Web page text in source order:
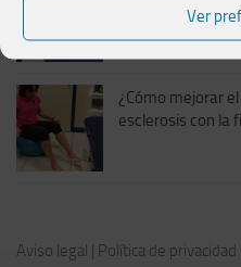
Ver
recuperación
¿Cómo mejorar
esclerosis con la
Aviso legal | Política de